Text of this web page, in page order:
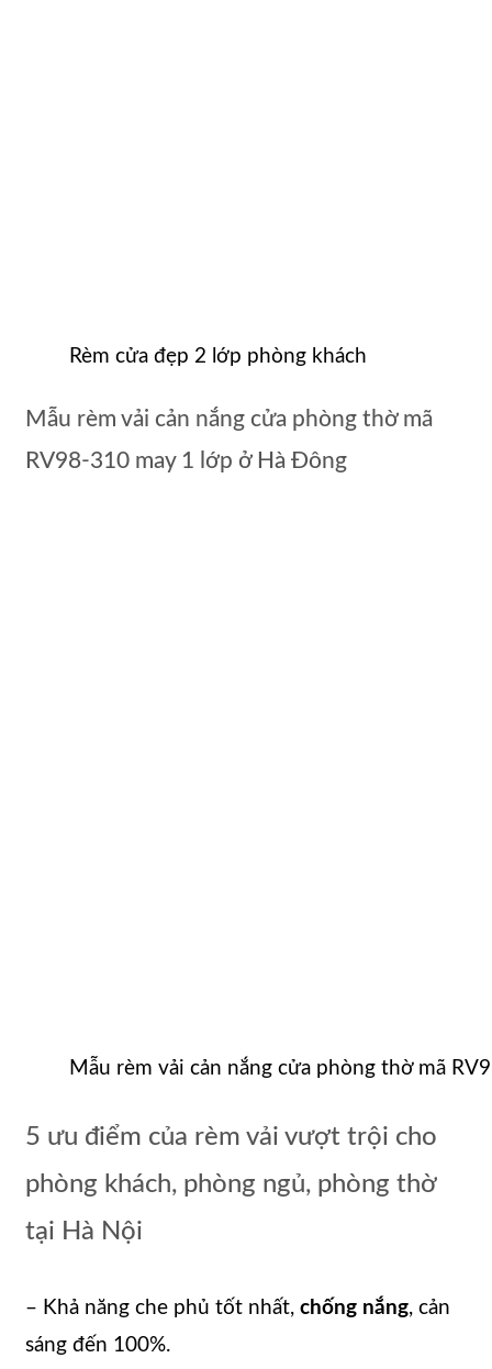
Rèm cửa đẹp 2 lớp phòng khách
Mẫu rèm vải cản nắng cửa phòng thờ mã
RV98-310 may 1 lớp ở Hà Đông
Mẫu rèm vải cản nắng cửa phòng thờ mã
5 ưu điểm của rèm vải vượt trội cho
phòng khách, phòng ngủ, phòng thờ
tại Hà Nội
– Khả năng che phủ tốt nhất, chống nắng, cản
sáng đến 100%.